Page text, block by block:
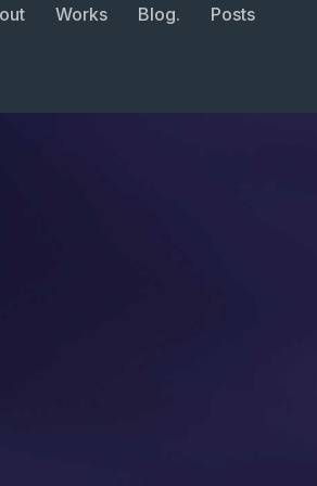
Works Blog. Posts